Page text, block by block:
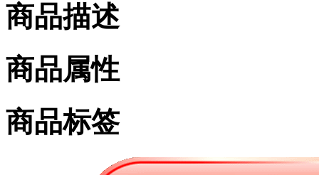
商品描述
商品属性
商品标签